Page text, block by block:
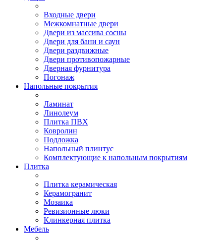
Входные двери
Межкомнатные двери
Двери из массива сосны
Двери для бани и саун
Двери раздвижные
Двери противопожарные
Дверная фурнитура
Погонаж
Напольные покрытия
Ламинат
Линолеум
Плитка ПВХ
Ковролин
Подложка
Напольный плинтус
Комплектующие к напольным покрытиям
Плитка
Плитка керамическая
Керамогранит
Мозаика
Ревизионные люки
Клинкерная плитка
Мебель